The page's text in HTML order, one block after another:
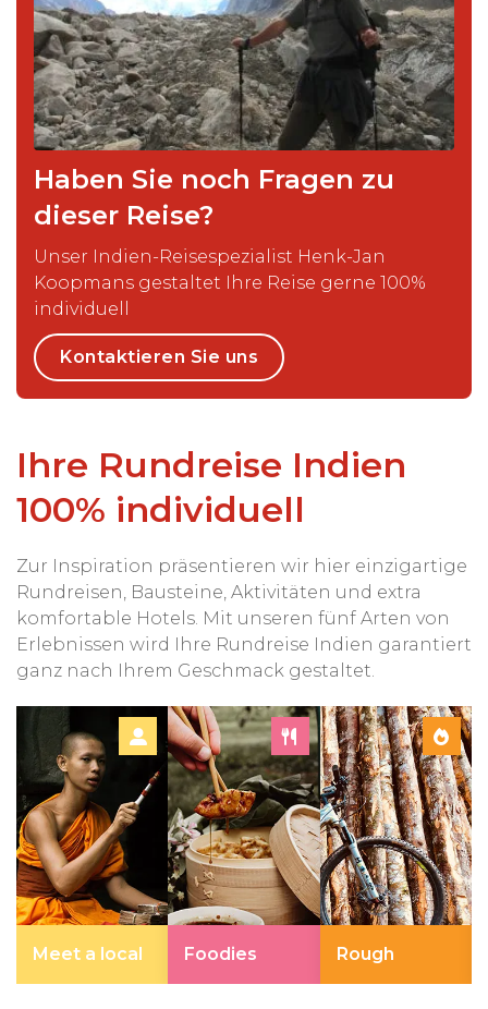
Haben Sie noch Fragen zu
dieser Reise?
Unser Indien-Reisespezialist Henk-Jan
Koopmans gestaltet Ihre Reise gerne 100%
individuell
Kontaktieren Sie uns
Ihre Rundreise Indien
100% individuell
Zur Inspiration präsentieren wir hier einzigartige
Rundreisen, Bausteine, Aktivitäten und extra
komfortable Hotels. Mit unseren fünf Arten von
Erlebnissen wird Ihre Rundreise Indien garantiert
ganz nach Ihrem Geschmack gestaltet.
Meet a local Foodies Rough